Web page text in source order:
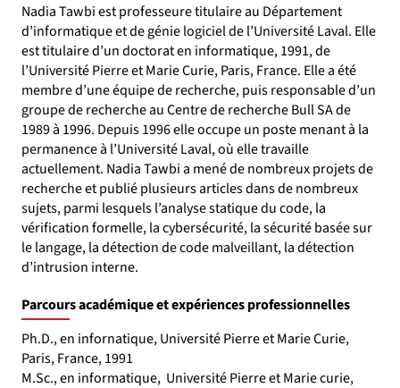
Nadia Tawbi est professeure titulaire au Département
d’informatique et de génie logiciel de l’Université Laval. Elle
est titulaire d’un doctorat en informatique, 1991, de
l’Université Pierre et Marie Curie, Paris, France. Elle a été
membre d’une équipe de recherche, puis responsable d’un
groupe de recherche au Centre de recherche Bull SA de
1989 à 1996. Depuis 1996 elle occupe un poste menant à la
permanence à l’Université Laval, où elle travaille
actuellement. Nadia Tawbi a mené de nombreux projets de
recherche et publié plusieurs articles dans de nombreux
sujets, parmi lesquels l’analyse statique du code, la
vérification formelle, la cybersécurité, la sécurité basée sur
le langage, la détection de code malveillant, la détection
d’intrusion interne.
Parcours académique et expériences professionnelles
Ph.D., en infornatique, Université Pierre et Marie Curie,
Paris, France, 1991
M.Sc., en informatique, Université Pierre et Marie curie,